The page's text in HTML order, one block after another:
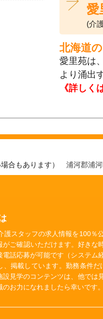
愛
(介
北海道
愛里苑は
より涌出
《詳しく
場合もあります） 浦河郡浦
護スタッフの求人情報を100％
がご確認いただけます。好きな
電話応募が可能です（システム
、掲載しています。勤務条件
設見学のコンテンツは、他では
お力になれましたら幸いです。